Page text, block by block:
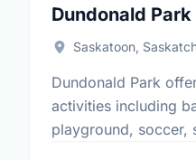
Dundonald Park
Saskatoon,
Dundonald Park
activities including
playground, soccer,